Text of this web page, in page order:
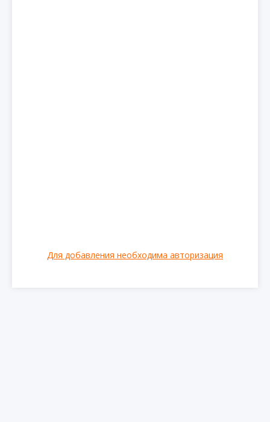
Для добавления необходима авторизация